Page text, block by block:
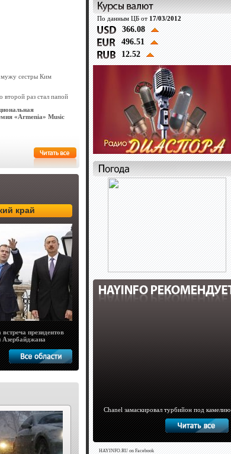
сестры Ким
второй раз стал папой
«Armenia» Music
край
президентов
Азербайджана
По данным ЦБ от17/03/2012
366.08
496.51
12.52
Chanel замаскировал турбийон под камелию
HAYINFO.RU on Facebook